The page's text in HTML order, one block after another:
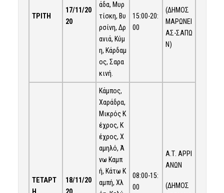
ΤΡΙΤΗ
17/11/20
20
άδα, Μυρ
τίσκη, Βυ
ρσίνη, Δρ
ανιά, Κύμ
η, Κάρδαμ
ος, Σαρα
κινή.
15:00-20:
00
(ΔΗΜΟΣ
ΜΑΡΩΝΕΙ
ΑΣ-ΣΑΠΩ
Ν)
ΤΕΤΑΡΤ
18/11/20
Κάμπος,
Χαράδρα,
Μικρός Κ
έχρος, Κ
έχρος, Χ
αμηλό, Ά
νω Καμπ
ή, Κάτω Κ
αμπή, Χλ
08:00-15:
00
Α.Τ. ΑΡΡΙ
ΑΝΩΝ
(ΔΗΜΟΣ